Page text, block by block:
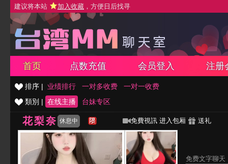
建议将本站 加入收藏 ，方便日后找寻
首页 点数充值 会员登入 注册
排序 | 业绩排行 一对多收费
一对一收费
類別 | 在线主播 台妹专区
花梨奈 休息中 免費視訊 进入包厢 送礼
免费文字聊